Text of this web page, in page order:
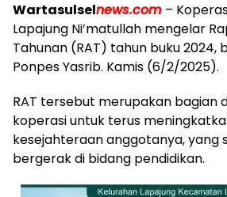
Wartasulselnews.com –
Lapajung Ni’matullah mengelar
Tahunan (RAT) tahun buku 2024,
Ponpes Yasrib. Kamis (6/2/2025).
RAT tersebut merupakan bagian
koperasi untuk terus
kesejahteraan anggotanya, yang
bergerak di bidang pendidikan.